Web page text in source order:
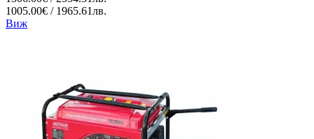
1005.00€ / 1965.61лв.
Виж